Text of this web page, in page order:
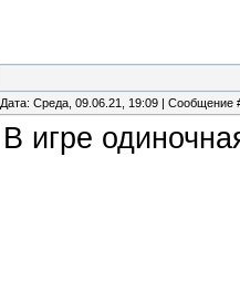
Дата: Среда, 09.06.21, 19:09 | Сообщение
В игре